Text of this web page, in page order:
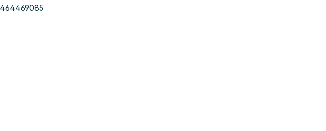
464469085